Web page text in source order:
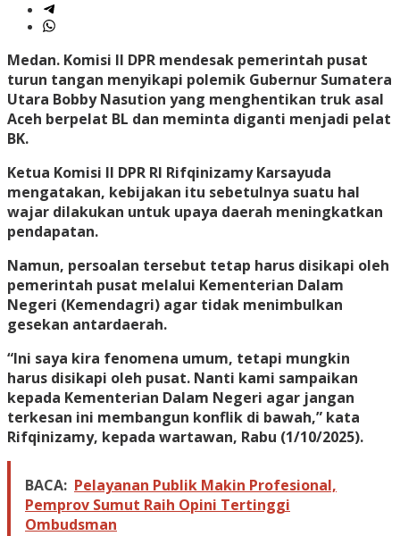
Medan. Komisi II DPR mendesak pemerintah pusat
turun tangan menyikapi polemik Gubernur Sumatera
Utara Bobby Nasution yang menghentikan truk asal
Aceh berpelat BL dan meminta diganti menjadi pelat
BK.
Ketua Komisi II DPR RI Rifqinizamy Karsayuda
mengatakan, kebijakan itu sebetulnya suatu hal
wajar dilakukan untuk upaya daerah meningkatkan
pendapatan.
Namun, persoalan tersebut tetap harus disikapi oleh
pemerintah pusat melalui Kementerian Dalam
Negeri (Kemendagri) agar tidak menimbulkan
gesekan antardaerah.
“Ini saya kira fenomena umum, tetapi mungkin
harus disikapi oleh pusat. Nanti kami sampaikan
kepada Kementerian Dalam Negeri agar jangan
terkesan ini membangun konflik di bawah,” kata
Rifqinizamy, kepada wartawan, Rabu (1/10/2025).
BACA: Pelayanan Publik Makin Profesional,
Pemprov Sumut Raih Opini Tertinggi
Ombudsman